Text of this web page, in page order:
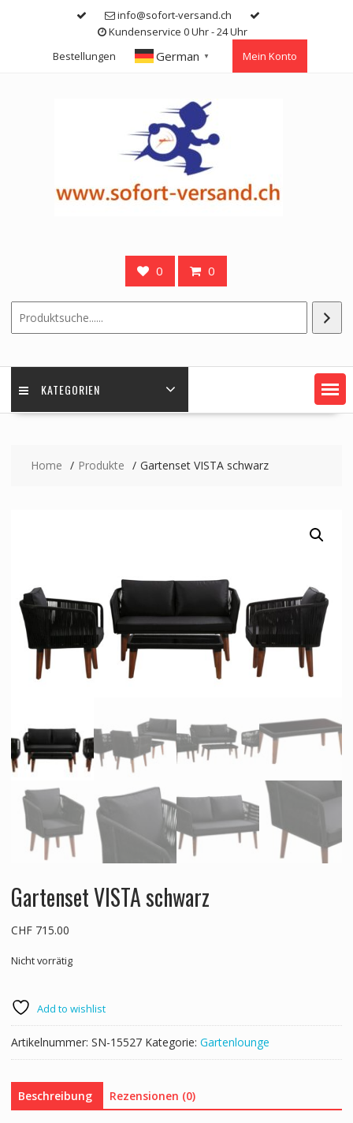
info@sofort-versand.ch
Kundenservice 0 Uhr - 24 Uhr
Bestellungen
German ▼ Mein Konto
0 0
KATEGORIEN
Home Produkte Gartenset VISTA schwarz
Gartenset VISTA schwarz
CHF715.00
Nicht vorrätig
Add to wishlist
Artikelnummer: SN-15527 Kategorie: Gartenlounge
Beschreibung Rezensionen (0)